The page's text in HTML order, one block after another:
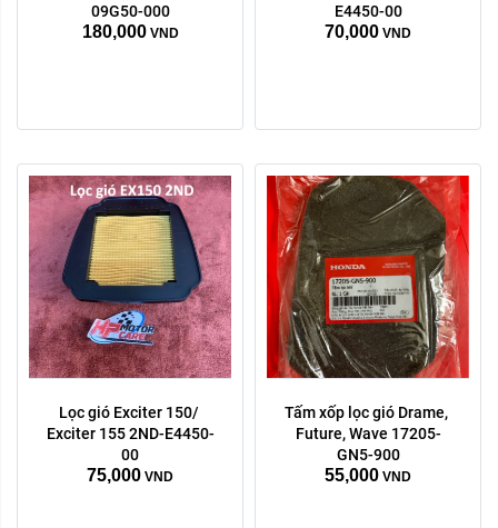
09G50-000
180,000 VND
E4450-00
70,000 VND
Lọc gió Exciter 150/
Exciter 155 2ND-E4450-
00
75,000 VND
Tấm xốp lọc gió Drame,
Future, Wave 17205-
GN5-900
55,000 VND